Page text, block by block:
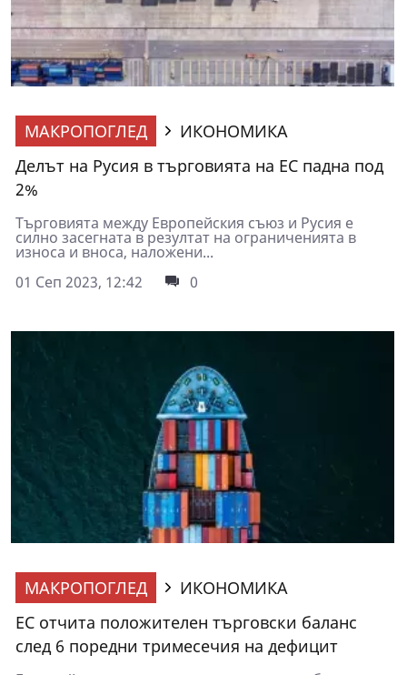
МАКРОПОГЛЕД
ИКОНОМИКА
Делът на Русия в търговията на ЕС падна под
2%
Търговията между Европейския съюз и Русия е
силно засегната в резултат на ограниченията в
износа и вноса, наложени...
01 Сеп 2023, 12:42
0
МАКРОПОГЛЕД
ИКОНОМИКА
ЕС отчита положителен търговски баланс
след 6 поредни тримесечия на дефицит